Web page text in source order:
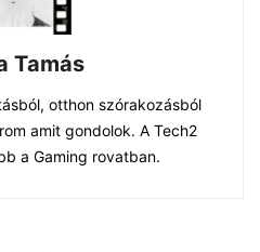
Tamás
otthon szórakozásból
amit gondolok. A Tech2
a Gaming rovatban.